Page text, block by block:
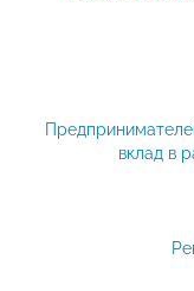
вклад в